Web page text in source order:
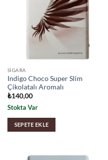
SIGARA
Indigo Choco Super Slim
Çikolatalı Aromalı
₺140,00
Stokta Var
SEPETE EKLE